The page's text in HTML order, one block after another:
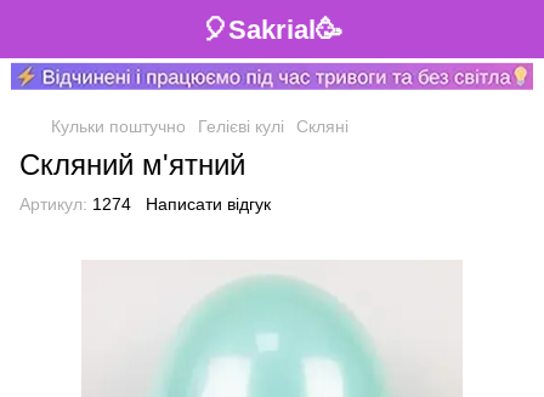
🎈Sakrial🥳
Кульки поштучно Гелієві кулі Скляні
Скляний м'ятний
Артикул: 1274 Написати відгук